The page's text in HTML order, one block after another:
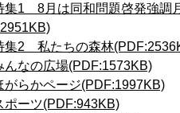
集1 8月は同和問題啓発強調
集2 私たちの森林
んなの広場(PDF:1573KB)
がらかページ(PDF:1997KB)
ポーツ(PDF:943KB)